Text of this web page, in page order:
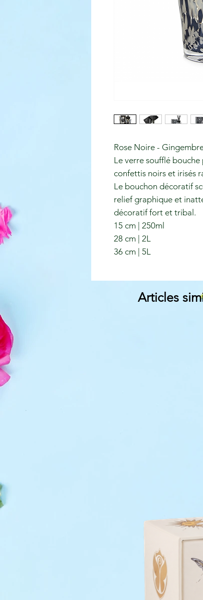
Rose Noire -
Le verre soufflé
confettis noirs et irisés
Le bouchon décoratif
relief graphique et
décoratif fort et tribal.
15 cm | 250ml
28 cm | 2L
36 cm | 5L
Articles